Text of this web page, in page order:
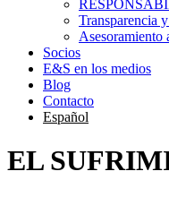
Transparencia
Asesoramiento
Socios
E&S en los medios
Blog
Contacto
Español
EL